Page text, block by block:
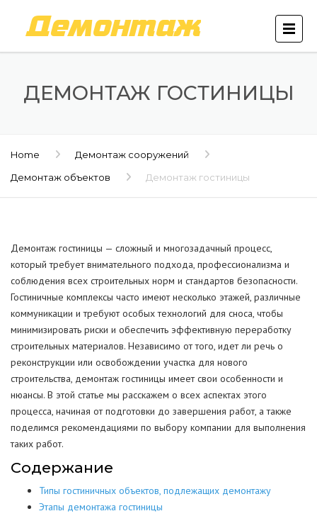
ДЕМОНТАЖ ГОСТИНИЦЫ
Home
Демонтаж сооружений
Демонтаж объектов
Демонтаж гостиницы
Демонтаж гостиницы — сложный и многозадачный процесс,
который требует внимательного подхода, профессионализма и
соблюдения всех строительных норм и стандартов безопасности.
Гостиничные комплексы часто имеют несколько этажей, различные
коммуникации и требуют особых технологий для сноса, чтобы
минимизировать риски и обеспечить эффективную переработку
строительных материалов. Независимо от того, идет ли речь о
реконструкции или освобождении участка для нового
строительства, демонтаж гостиницы имеет свои особенности и
нюансы. В этой статье мы расскажем о всех аспектах этого
процесса, начиная от подготовки до завершения работ, а также
поделимся рекомендациями по выбору компании для выполнения
таких работ.
Содержание
Типы гостиничных объектов, подлежащих демонтажу
Этапы демонтажа гостиницы